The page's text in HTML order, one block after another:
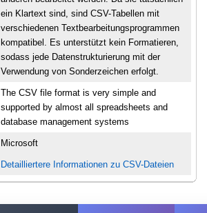
ein Klartext sind, sind CSV-Tabellen mit
verschiedenen Textbearbeitungsprogrammen
kompatibel. Es unterstützt kein Formatieren,
sodass jede Datenstrukturierung mit der
Verwendung von Sonderzeichen erfolgt.
The CSV file format is very simple and
supported by almost all spreadsheets and
database management systems
Microsoft
Detailliertere Informationen zu CSV-Dateien